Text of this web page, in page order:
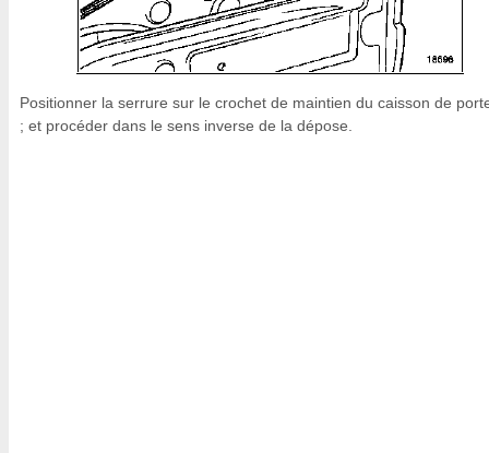
Positionner la serrure sur le crochet de maintien du caisson de
; et procéder dans le sens inverse de la dépose.